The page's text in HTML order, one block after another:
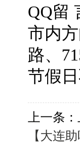
QQ留
市内
路、
节假
上一条
【大连